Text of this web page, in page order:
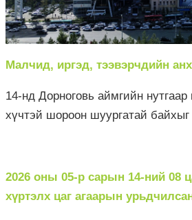
Малчид, иргэд, тээвэрчдийн
14-нд Дорноговь аймгийн нутгаар
хүчтэй шороон шуургатай
2026 оны 05-р сарын 14-ний 08
хүртэлх цаг агаарын